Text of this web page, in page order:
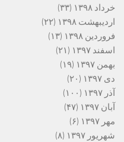
خرداد ۱۳۹۸
(۳۳)
اردیبهشت ۱۳۹۸
(۲۲)
فروردین ۱۳۹۸
(۱۳)
اسفند ۱۳۹۷
(۲۱)
بهمن ۱۳۹۷
(۱۹)
دی ۱۳۹۷
(۲۰)
آذر ۱۳۹۷
(۱۰۰)
آبان ۱۳۹۷
(۴۷)
مهر ۱۳۹۷
(۶)
شهریور ۱۳۹۷
(۸)